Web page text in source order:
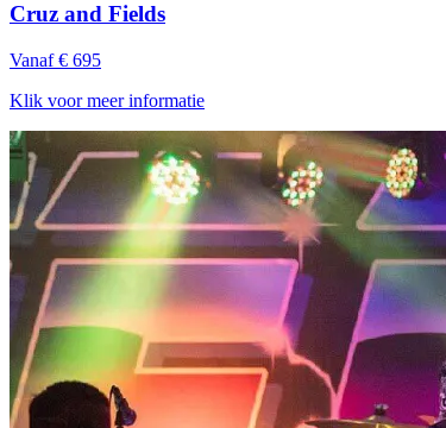
Cruz and Fields
Vanaf € 695
Klik voor meer informatie